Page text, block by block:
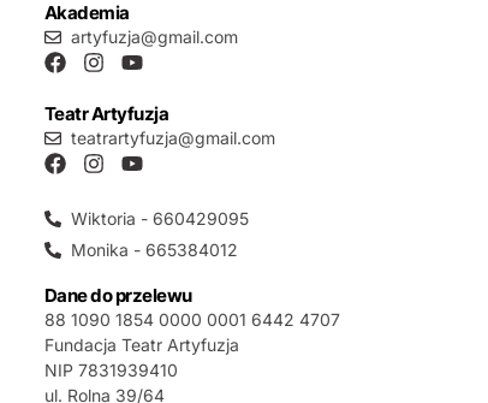
Akademia
artyfuzja@gmail.com
Teatr Artyfuzja
teatrartyfuzja@gmail.com
Wiktoria - 660429095
Monika - 665384012
Dane do przelewu
88 1090 1854 0000 0001 6442 4707
Fundacja Teatr Artyfuzja
NIP 7831939410
ul. Rolna 39/64